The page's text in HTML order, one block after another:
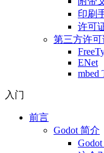
印刷
许可
第三方许可
ENet
mbed
入门
前言
Godot 简介